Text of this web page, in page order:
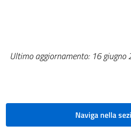
Ultimo aggiornamento: 16
Naviga nella